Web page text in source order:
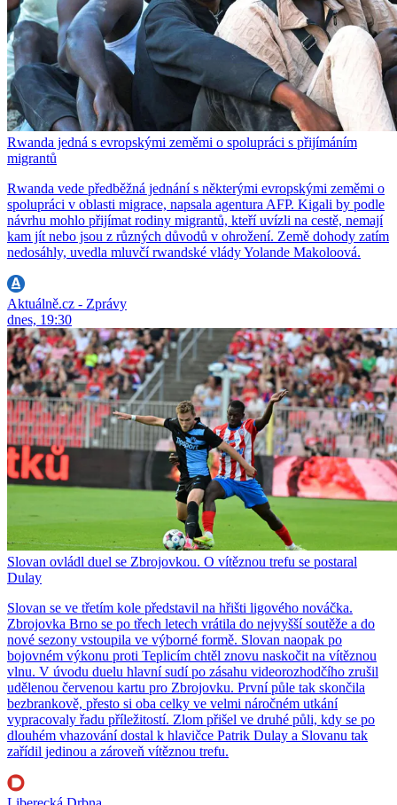
Rwanda jedná s evropskými zeměmi o spolupráci s přijímáním
migrantů
Rwanda vede předběžná jednání s některými evropskými zeměmi o
spolupráci v oblasti migrace, napsala agentura AFP. Kigali by podle
návrhu mohlo přijímat rodiny migrantů, kteří uvízli na cestě, nemají
kam jít nebo jsou z různých důvodů v ohrožení. Země dohody zatím
nedosáhly, uvedla mluvčí rwandské vlády Yolande Makoloová.
Aktuálně.cz - Zprávy
dnes, 19:30
Slovan ovládl duel se Zbrojovkou. O vítěznou trefu se postaral
Dulay
Slovan se ve třetím kole představil na hřišti ligového nováčka.
Zbrojovka Brno se po třech letech vrátila do nejvyšší soutěže a do
nové sezony vstoupila ve výborné formě. Slovan naopak po
bojovném výkonu proti Teplicím chtěl znovu naskočit na vítěznou
vlnu. V úvodu duelu hlavní sudí po zásahu videorozhodčího zrušil
udělenou červenou kartu pro Zbrojovku. První půle tak skončila
bezbrankově, přesto si oba celky ve velmi náročném utkání
vypracovaly řadu příležitostí. Zlom přišel ve druhé půli, kdy se po
dlouhém vhazování dostal k hlavičce Patrik Dulay a Slovanu tak
zařídil jedinou a zároveň vítěznou trefu.